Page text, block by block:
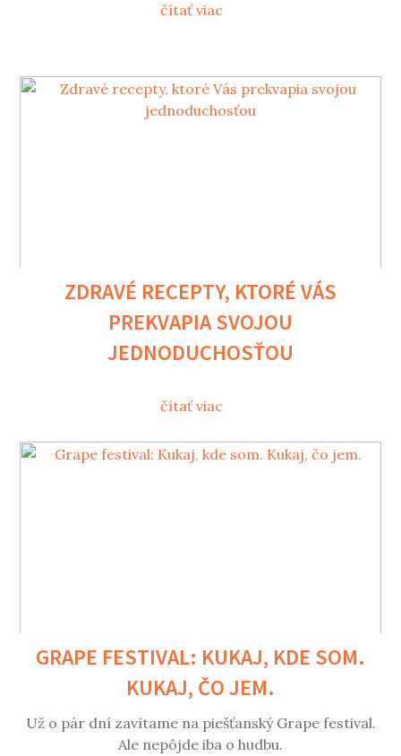
čítať viac
ZDRAVÉ RECEPTY, KTORÉ VÁS
PREKVAPIA SVOJOU
JEDNODUCHOSŤOU
čítať viac
GRAPE FESTIVAL: KUKAJ, KDE SOM.
KUKAJ, ČO JEM.
Už o pár dní zavítame na piešťanský Grape festival.
Ale nepôjde iba o hudbu.